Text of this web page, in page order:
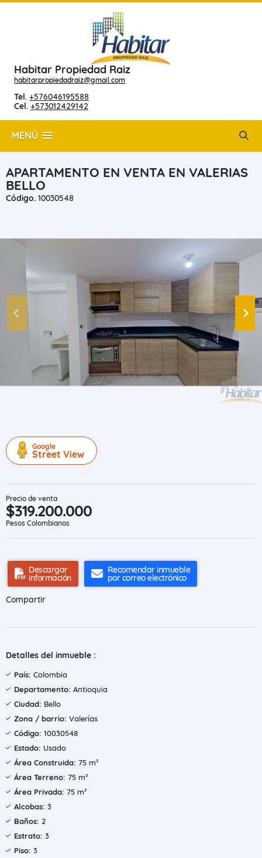
Habitar Propiedad Raiz
habitarpropiedadraiz@gmail.com
Tel. +576046195588
Cel. +573012429142
MENÚ
APARTAMENTO EN VENTA EN VALERIAS
BELLO
Código. 10030548
Google
Street View
Precio de venta
$319.200.000
Pesos Colombianos
Descargar
información
Recomendar inmueble
por correo electrónico
Compartir
Detalles del inmueble :
País: Colombia
Departamento: Antioquia
Ciudad: Bello
Zona / barrio: Valerías
Código: 10030548
Estado: Usado
Área Construida: 75 m²
Área Terreno: 75 m²
Área Privada: 75 m²
Alcobas: 3
Baños: 2
Estrato: 3
Piso: 3